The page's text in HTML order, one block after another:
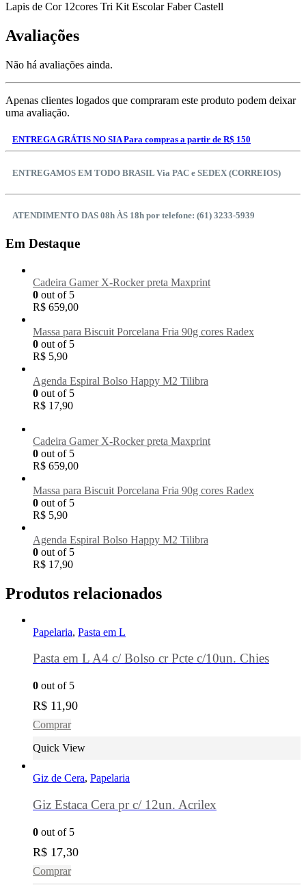
Lapis de Cor 12cores Tri Kit Escolar Faber Castell
Avaliações
Não há avaliações ainda.
Apenas clientes logados que compraram este produto podem deixar
uma avaliação.
ENTREGA GRÁTIS NO SIA Para compras a partir de R$ 150
ENTREGAMOS EM TODO BRASIL Via PAC e SEDEX (CORREIOS)
ATENDIMENTO DAS 08h ÀS 18h por telefone: (61) 3233-5939
Em Destaque
Cadeira Gamer X-Rocker preta Maxprint
0 out of 5
R$ 659,00
Massa para Biscuit Porcelana Fria 90g cores Radex
0 out of 5
R$ 5,90
Agenda Espiral Bolso Happy M2 Tilibra
0 out of 5
R$ 17,90
Cadeira Gamer X-Rocker preta Maxprint
0 out of 5
R$ 659,00
Massa para Biscuit Porcelana Fria 90g cores Radex
0 out of 5
R$ 5,90
Agenda Espiral Bolso Happy M2 Tilibra
0 out of 5
R$ 17,90
Produtos relacionados
Papelaria, Pasta em L
Pasta em L A4 c/ Bolso cr Pcte c/10un. Chies
0 out of 5
R$ 11,90
Comprar
Quick View
Giz de Cera, Papelaria
Giz Estaca Cera pr c/ 12un. Acrilex
0 out of 5
R$ 17,30
Comprar